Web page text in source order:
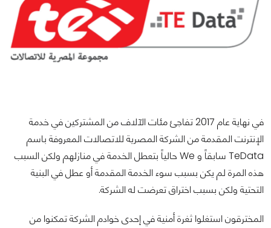
في نهاية عام 2017 تفاجئ مئات الآلاف من المشتركين في خدمة
الإنترنت المقدمة من الشركة المصرية للاتصالات المعروفة باسم
TeData سابقاً و We حالياً بتعطل الخدمة في منازلهم ولكن السبب
هذه المرة لم يكن بسبب سوء الخدمة المقدمة أو عطل في البنية
التحتية ولكن بسبب اختراق تعرضت له الشركة.
المخترقون استغلوا ثغرة أمنية في إحدى خوادم الشركة تمكنوا من